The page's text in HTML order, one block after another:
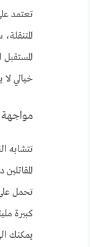
تعتمد
خيالي
مواجهة 100
تتشابه
تحمل
كبيرة
يمكنك